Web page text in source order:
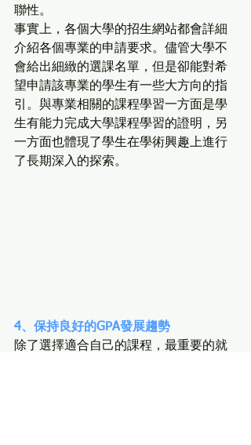
聯性。
事實上，各個大學的招生網站都會詳細
介紹各個專業的申請要求。儘管大學不
會給出細緻的選課名單，但是卻能對希
望申請該專業的學生有一些大方向的指
引。與專業相關的課程學習一方面是學
生有能力完成大學課程學習的證明，另
一方面也體現了學生在學術興趣上進行
了長期深入的探索。
4、保持良好的GPA發展趨勢
除了選擇適合自己的課程，最重要的就